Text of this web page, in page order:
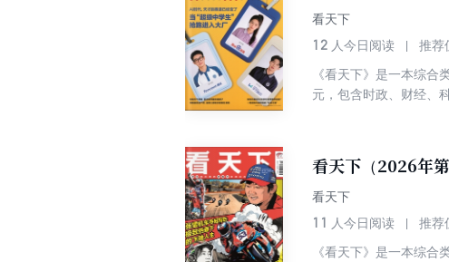
看天下
12 人今日阅读 推荐
《看天下》是一本综
元，包含时政、财经、
看天下（2026年第
看天下
11 人今日阅读 推荐
《看天下》是一本综